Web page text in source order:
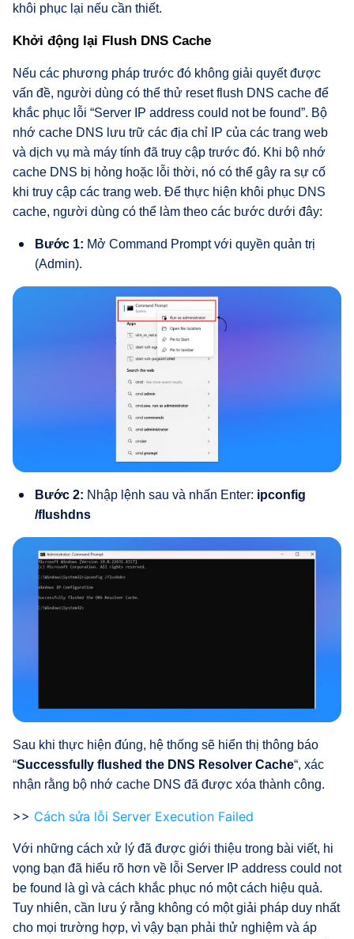
khôi phục lại nếu cần thiết.
Khởi động lại Flush DNS Cache
Nếu các phương pháp trước đó không giải quyết được
vấn đề, người dùng có thể thử reset flush DNS cache để
khắc phục lỗi “Server IP address could not be found”. Bộ
nhớ cache DNS lưu trữ các địa chỉ IP của các trang web
và dịch vụ mà máy tính đã truy cập trước đó. Khi bộ nhớ
cache DNS bị hỏng hoặc lỗi thời, nó có thể gây ra sự cố
khi truy cập các trang web. Để thực hiện khôi phục DNS
cache, người dùng có thể làm theo các bước dưới đây:
Bước 1: Mở Command Prompt với quyền quản trị
(Admin).
Bước 2: Nhập lệnh sau và nhấn Enter: ipconfig
/flushdns
Sau khi thực hiện đúng, hệ thống sẽ hiển thị thông báo
“Successfully flushed the DNS Resolver Cache“, xác
nhận rằng bộ nhớ cache DNS đã được xóa thành công.
>> Cách sửa lỗi Server Execution Failed
Với những cách xử lý đã được giới thiệu trong bài viết, hi
vọng bạn đã hiểu rõ hơn về lỗi Server IP address could not
be found là gì và cách khắc phục nó một cách hiệu quả.
Tuy nhiên, cần lưu ý rằng không có một giải pháp duy nhất
cho mọi trường hợp, vì vậy bạn phải thử nghiệm và áp